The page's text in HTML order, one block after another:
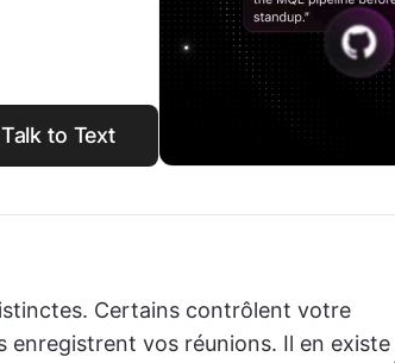
to Text
Certains contrôlent votre
enregistrent vos réunions. Il en existe